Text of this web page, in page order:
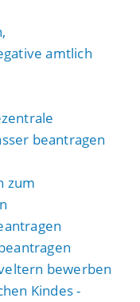
amtlich
beantragen
zum
bewerben
Kindes -